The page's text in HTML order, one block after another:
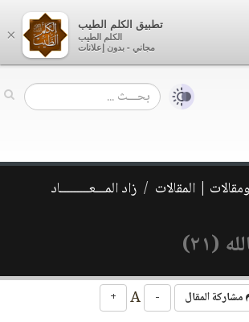
| المقالات
زاد المـــعـــــــــاد
(٢١)
مشاركة المقال -
+
×
تطبيق الكلم الطيب
الكلم الطيب
مجاني - بدون إعلانات